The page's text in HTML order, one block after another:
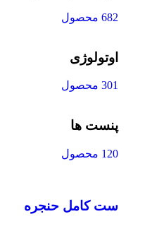
682 محصول
اوتولوژی
301 محصول
پنست ها
120 محصول
ست کامل حنجره